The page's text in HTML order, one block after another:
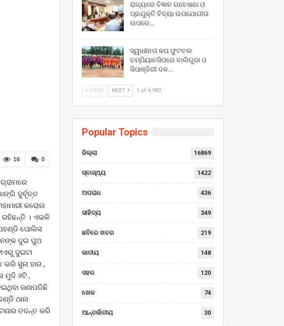
0
16
ଦୁର୍ବୃତ୍ତ
କରୋନା
ରହିଛନ୍ତି । ଏଭଳି
ପୋଲିସ
ଦୁଇ ପୁଅ
ଦୁଇଟା
ସୁନା ହାର ,
ମୁଦି ୬ଟି ,
ଜଣାପଡିଛି
ଥାନା
ତଦନ୍ତ କରି
ରାଜ୍ୟରେ ବିଜ୍ଞାନ ଗବେଷଣା ଓ
ପ୍ରଯୁକ୍ତି ବିଦ୍ୟା ଉପଯୋଗୀତା
ଉପରେ…
ସ୍ୱାଧୀନତା କପ ଫୁଟବଲ
ଚମ୍ପିୟାନସିପରେ ବାଲିଗୁଡା ଓ
ସିପାଞ୍ଜିରୀ ଦଳ…
PREV NEXT 1 of 4,983
Popular Topics
ଜିଲ୍ଲା 16869
ସ୍ବାସ୍ଥ୍ୟ 1422
ଅପରାଧ 436
ସାହିତ୍ୟ 349
ଛବିରେ ଖବର 219
ଜାତୀୟ 148
ସହର 120
ଖେଳ 74
ଆନ୍ତର୍ଜାତୀୟ 30